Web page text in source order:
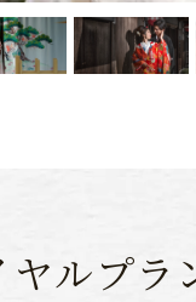
ルプラ